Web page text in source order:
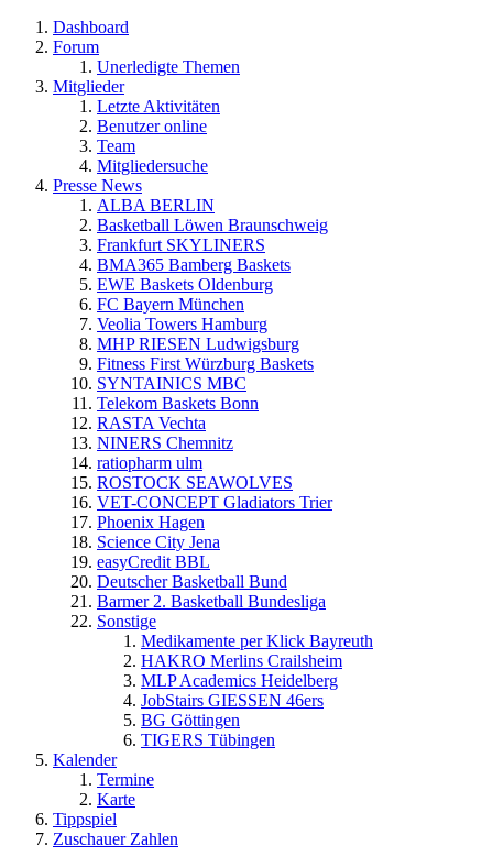
Dashboard
Forum
Unerledigte Themen
Mitglieder
Letzte Aktivitäten
Benutzer online
Team
Mitgliedersuche
Presse News
ALBA BERLIN
Basketball Löwen Braunschweig
Frankfurt SKYLINERS
BMA365 Bamberg Baskets
EWE Baskets Oldenburg
FC Bayern München
Veolia Towers Hamburg
MHP RIESEN Ludwigsburg
Fitness First Würzburg Baskets
SYNTAINICS MBC
Telekom Baskets Bonn
RASTA Vechta
NINERS Chemnitz
ratiopharm ulm
ROSTOCK SEAWOLVES
VET-CONCEPT Gladiators Trier
Phoenix Hagen
Science City Jena
easyCredit BBL
Deutscher Basketball Bund
Barmer 2. Basketball Bundesliga
Sonstige
Medikamente per Klick Bayreuth
HAKRO Merlins Crailsheim
MLP Academics Heidelberg
JobStairs GIESSEN 46ers
BG Göttingen
TIGERS Tübingen
Kalender
Termine
Karte
Tippspiel
Zuschauer Zahlen